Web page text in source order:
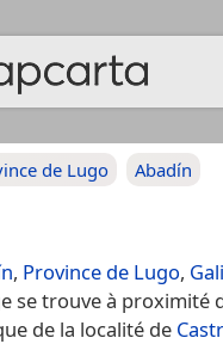
de Lugo Abadín
, Province de Lugo,
se trouve à proximité
de la localité de